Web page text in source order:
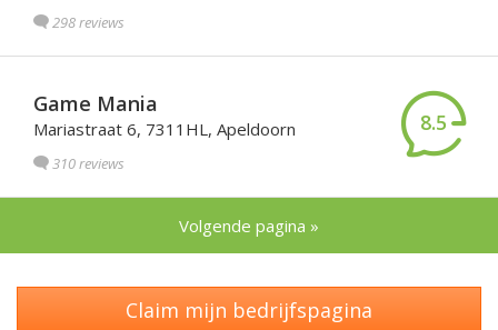
298 reviews
Game Mania
Mariastraat 6, 7311HL, Apeldoorn
310 reviews
8.5
Volgende pagina »
Claim mijn bedrijfspagina